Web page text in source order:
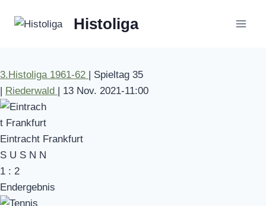
Inhalt
Histoliga
3.Histoliga 1961-62 | Spieltag 35
| Riederwald | 13 Nov. 2021-11:00
Eintracht Frankfurt
S U S N N
1 : 2
Endergebnis